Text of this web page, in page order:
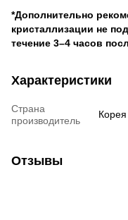
*Дополнительно
кристаллизации не
течение 3–4 часов
Характеристики
Страна
производитель
Корея
Отзывы